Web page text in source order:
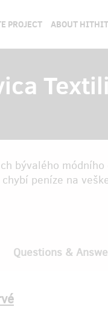
PROJECT ABOUT HITHIT
bývalého
peníze na
Questions &